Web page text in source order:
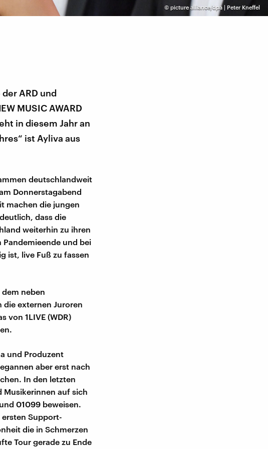
© picture alliance/dpa | Peter Kneffel
ARD und
MUSIC AWARD
in diesem Jahr an
ist Ayliva aus
deutschlandweit
Donnerstagabend
machen die jungen
dass die
weiterhin zu ihren
Pandemieende und bei
ist, live Fuß zu fassen
neben
die externen Juroren
von 1LIVE (WDR)
und Produzent
aber erst nach
In den letzten
Musikerinnen auf sich
01099 beweisen.
Support-
die in Schmerzen
Tour gerade zu Ende